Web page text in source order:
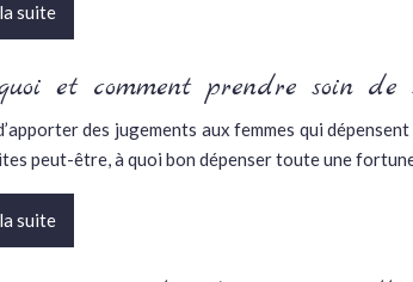
suite
et comment prendre soin de
d’apporter des jugements aux femmes qui
peut-être, à quoi bon dépenser toute une
suite